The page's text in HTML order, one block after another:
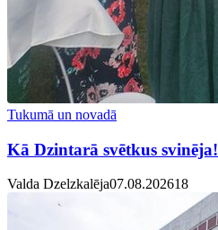
Tukumā un novadā
Kā Dzintarā svētkus svinēja!
Valda Dzelzkalēja07.08.202618